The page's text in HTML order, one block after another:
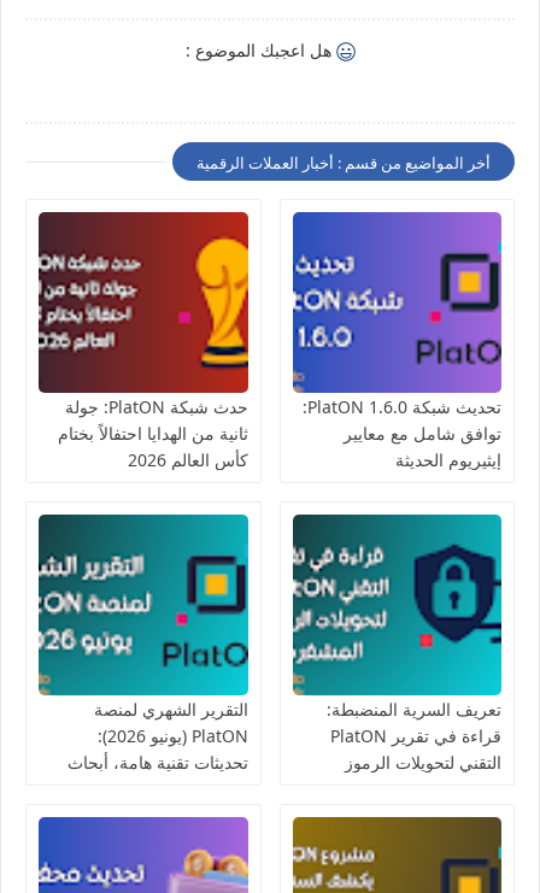
هل اعجبك الموضوع :
أخر المواضيع من قسم : أخبار العملات الرقمية
تحديث شبكة PlatON 1.6.0:
توافق شامل مع معايير
إيثيريوم الحديثة
حدث شبكة PlatON: جولة
ثانية من الهدايا احتفالاً بختام
كأس العالم 2026
تعريف السرية المنضبطة:
قراءة في تقرير PlatON
التقني لتحويلات الرموز
التقرير الشهري لمنصة
PlatON (يونيو 2026):
تحديثات تقنية هامة، أبحاث
مواكبة لكأس العالم